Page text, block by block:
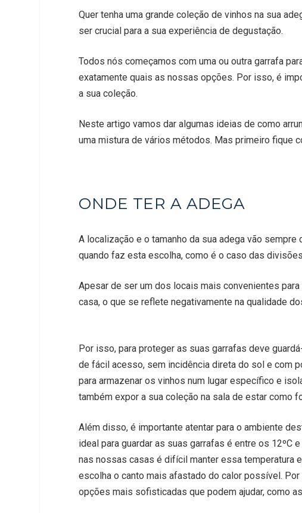
Quer tenha uma grande coleção de vinhos na sua
ser crucial para a sua experiência de degustação.
Todos nós começamos com uma ou outra garrafa
exatamente quais as nossas opções. Por isso, é
a sua coleção.
Neste artigo vamos dar algumas ideias de como
uma mistura de vários métodos. Mas primeiro fique
ONDE TER A ADEGA
A localização e o tamanho da sua adega vão
quando faz esta escolha, como é o caso das
Apesar de ser um dos locais mais convenientes
casa, o que se reflete negativamente na qualidade
Por isso, para proteger as suas garrafas deve
de fácil acesso, sem incidência direta do sol e com
para armazenar os vinhos num lugar específico e
também expor a sua coleção na sala de estar como
Além disso, é importante atentar para o ambiente
ideal para guardar as suas garrafas é entre os 12ºC
nas nossas casas é difícil manter essa temperatura
escolha o canto mais afastado do calor possível.
opções mais sofisticadas que podem ajudar, como